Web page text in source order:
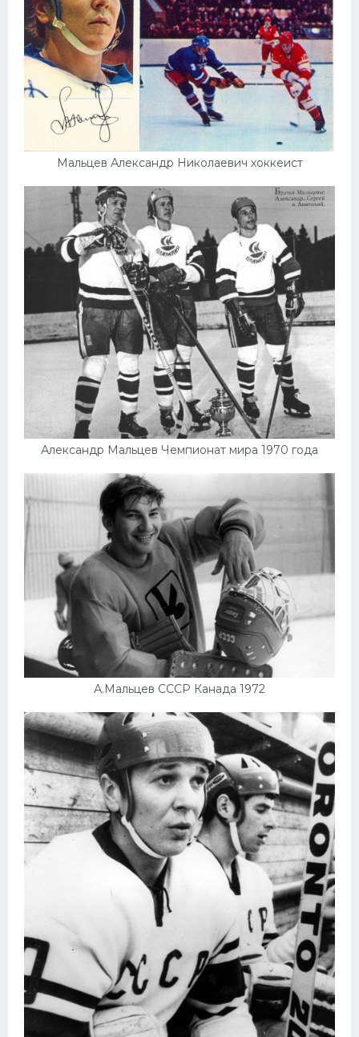
Мальцев Александр Николаевич хоккеист
Александр Мальцев Чемпионат мира 1970 года
А.Мальцев СССР Канада 1972